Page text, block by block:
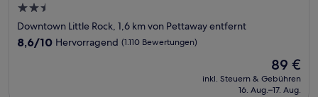
2.5-
Sterne-
Unterkunft
Downtown Little Rock, 1,6 km von Pettaway entfernt
8.6
8,6/10 Hervorragend (1.110 Bewertungen)
Der
Preis
beträgt
89 €
inkl. Steuern & Gebühren
16. Aug.–17. Aug.